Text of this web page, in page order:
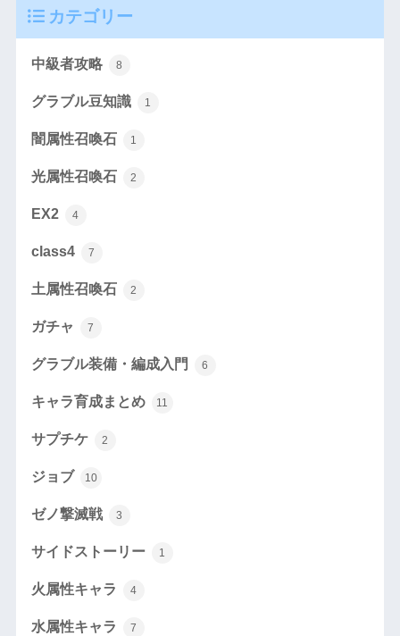
カテゴリー
中級者攻略 8
グラブル豆知識 1
闇属性召喚石 1
光属性召喚石 2
EX2 4
class4 7
土属性召喚石 2
ガチャ 7
グラブル装備・編成入門 6
キャラ育成まとめ 11
サプチケ 2
ジョブ 10
ゼノ撃滅戦 3
サイドストーリー 1
火属性キャラ 4
水属性キャラ 7